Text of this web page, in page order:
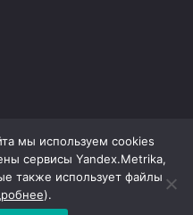
мы используем cookies
сервисы Yandex.Metrika,
также использует файлы
).